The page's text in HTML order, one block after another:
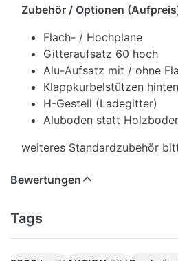
Zubehör / Optionen
Flach- / Hochplane
Gitteraufsatz 60 hoch
Alu-Aufsatz mit / ohne
Klappkurbelstützen hinten
H-Gestell (Ladegitter)
Aluboden statt
weiteres Standardzubehör
Bewertungen
Tags